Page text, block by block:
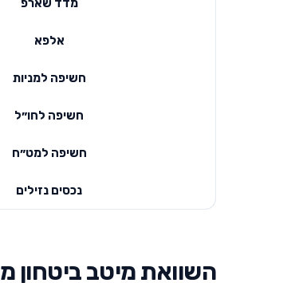
מדד שארפ
אלפא
חשיפה למניות
חשיפה לחו״ל
חשיפה למט״ח
נכסים נזילים
השוואת מיטב ביטחון מבטיח תשואה